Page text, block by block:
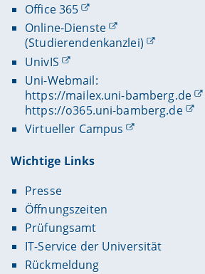
Office 365
Online-Dienste
(Studierendenkanzlei)
UnivIS
Uni-Webmail:
https://mailex.uni-bamberg.de
https://o365.uni-bamberg.de
Virtueller Campus
Wichtige Links
Presse
Öffnungszeiten
Prüfungsamt
IT-Service der Universität
Rückmeldung